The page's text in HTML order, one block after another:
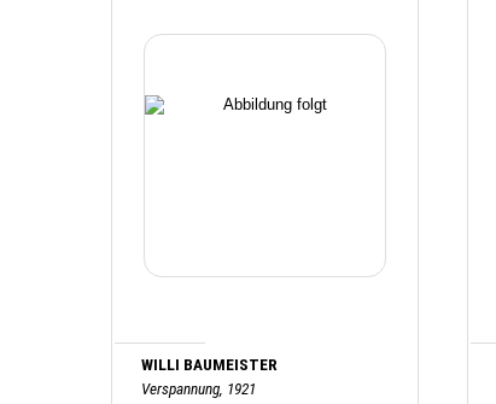
WILLI BAUMEISTER
Verspannung, 1921